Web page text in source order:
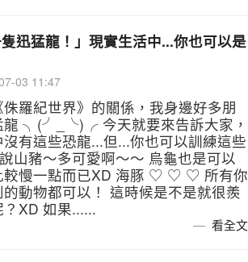
迅猛龍！」現實生活中...你也可以是
03 11:47
羅紀世界》的關係，我身邊好多朋
龍 ╮(╯_╰)╭ 今天就要來告訴大家，
有這些恐龍...但...你也可以訓練這些
山豬～多可愛啊～～ 烏龜也是可以
較慢一點而已XD 海豚 ♡ ♡ ♡ 所有你
動物都可以！ 這時候是不是就很羨
XD 如果......
看全文